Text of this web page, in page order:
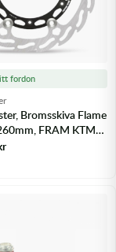
fordon
Bromsskiva Flame
FRAM KTM
16 - m.fl.